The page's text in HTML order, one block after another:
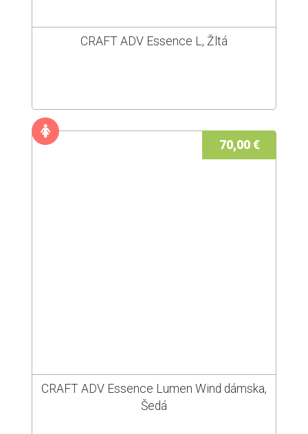
CRAFT ADV Essence L, Žltá
70,00 €
CRAFT ADV Essence Lumen Wind dámska,
Šedá